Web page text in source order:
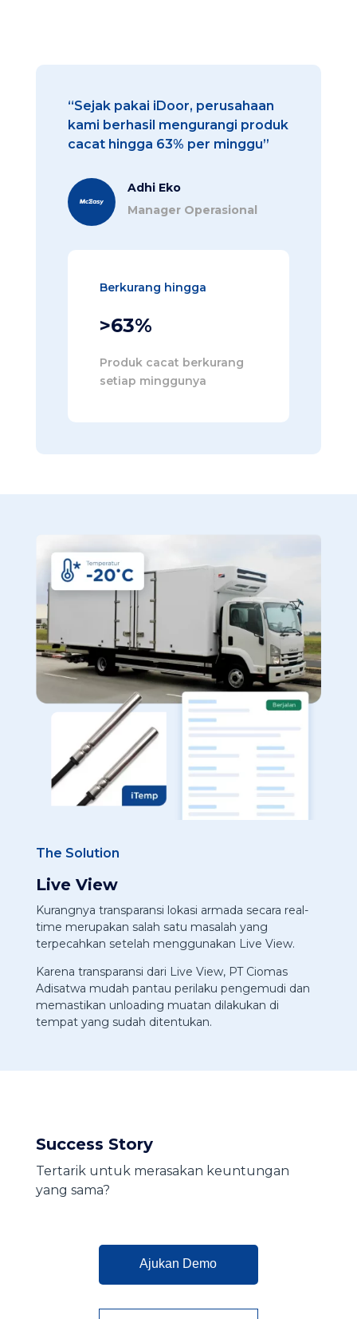
“Sejak pakai iDoor, perusahaan
kami berhasil mengurangi produk
cacat hingga 63% per minggu”
Adhi Eko
Manager Operasional
Berkurang hingga
>63%
Produk cacat berkurang
setiap minggunya
The Solution
Live View
Kurangnya transparansi lokasi armada secara real-
time merupakan salah satu masalah yang
terpecahkan setelah menggunakan Live View.
Karena transparansi dari Live View, PT Ciomas
Adisatwa mudah pantau perilaku pengemudi dan
memastikan unloading muatan dilakukan di
tempat yang sudah ditentukan.
Success Story
Tertarik untuk merasakan keuntungan
yang sama?
Ajukan Demo